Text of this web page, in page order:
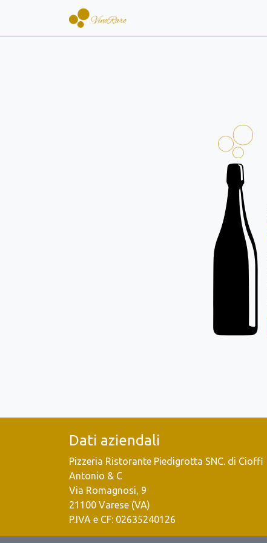
Dati aziendali
Pizzeria Ristorante Piedigrotta SNC. di Cioffi
Antonio & C
Via Romagnosi, 9
21100 Varese (VA)
P.IVA e CF: 02635240126